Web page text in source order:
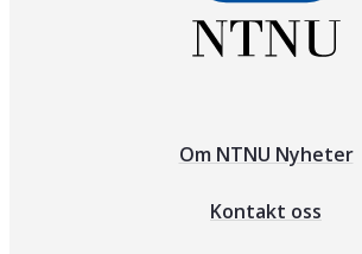
Om NTNU Nyheter
Kontakt oss